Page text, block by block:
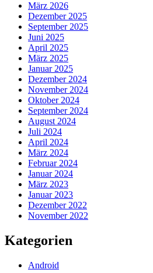
März 2026
Dezember 2025
September 2025
Juni 2025
April 2025
März 2025
Januar 2025
Dezember 2024
November 2024
Oktober 2024
September 2024
August 2024
Juli 2024
April 2024
März 2024
Februar 2024
Januar 2024
März 2023
Januar 2023
Dezember 2022
November 2022
Kategorien
Android